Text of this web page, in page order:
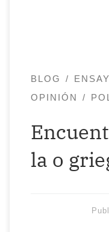
BLOG
OPINIÓN
la o